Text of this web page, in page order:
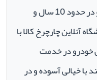
فروش لوازم جانبی و اسپرت خودرو در حدود 10 سال و
آنلاین چارچرخ کالا با
خودرو در خدمت
با خیالی آسوده و در